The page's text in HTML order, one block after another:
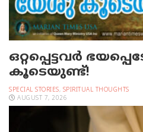
ഒറ്റപ്പെട്ടവര്‍
കൂടെയുണ്ട്!
SPECIAL STORIES, SPIRITUAL THOUGHTS
AUGUST 7, 2026